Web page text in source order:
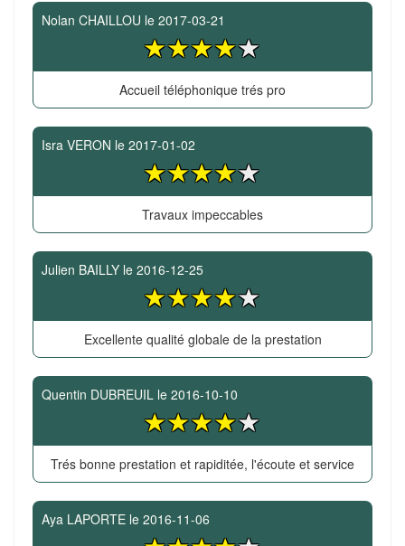
Nolan CHAILLOU le 2017-03-21
Accueil téléphonique trés pro
Isra VERON le 2017-01-02
Travaux impeccables
Julien BAILLY le 2016-12-25
Excellente qualité globale de la prestation
Quentin DUBREUIL le 2016-10-10
Trés bonne prestation et rapiditée, l'écoute et service
Aya LAPORTE le 2016-11-06